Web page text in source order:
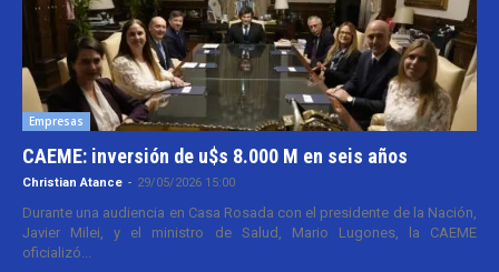
Empresas
CAEME: inversión de u$s 8.000 M en seis años
Christian Atance - 29/05/2026 15:00
Durante una audiencia en Casa Rosada con el presidente de la Nación,
Javier Milei, y el ministro de Salud, Mario Lugones, la CAEME
oficializó...